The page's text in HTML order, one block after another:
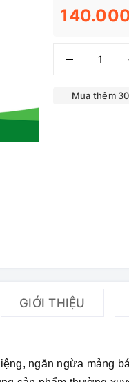
–
Mua thêm
GIỚI THIỆU
ngăn ngừa mảng